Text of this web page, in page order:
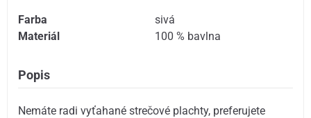
Farba
sivá
Materiál
100 % bavlna
Popis
Nemáte radi vyťahané strečové plachty, preferujete